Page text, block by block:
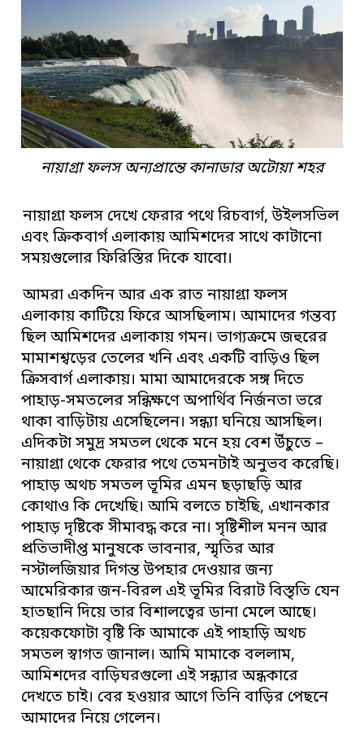
নায়াগ্রা ফলস অন্যপ্রান্তে কানাডার অটোয়া শহর
নায়াগ্রা ফলস দেখে ফেরার পথে রিচবার্গ, উইলসভিল
এবং ক্রিকবার্গ এলাকায় আমিশদের সাথে কাটানো
সময়গুলোর ফিরিস্তির দিকে যাবো।
আমরা একদিন আর এক রাত নায়াগ্রা ফলস
এলাকায় কাটিয়ে ফিরে আসছিলাম। আমাদের গন্তব্য
ছিল আমিশদের এলাকায় গমন। ভাগ্যক্রমে জহুরের
মামাশশ্বড়ের তেলের খনি এবং একটি বাড়িও ছিল
ক্রিসবার্গ এলাকায়। মামা আমাদেরকে সঙ্গ দিতে
পাহাড়-সমতলের সন্ধিক্ষণে অপার্থিব নির্জনতা ভরে
থাকা বাড়িটায় এসেছিলেন। সন্ধ্যা ঘনিয়ে আসছিল।
এদিকটা সমুদ্র সমতল থেকে মনে হয় বেশ উঁচুতে –
নায়াগ্রা থেকে ফেরার পথে তেমনটাই অনুভব করেছি।
পাহাড় অথচ সমতল ভূমির এমন ছড়াছড়ি আর
কোথাও কি দেখেছি। আমি বলতে চাইছি, এখানকার
পাহাড় দৃষ্টিকে সীমাবদ্ধ করে না। সৃষ্টিশীল মনন আর
প্রতিভাদীপ্ত মানুষকে ভাবনার, স্মৃতির আর
নস্টালজিয়ার দিগন্ত উপহার দেওয়ার জন্য
আমেরিকার জন-বিরল এই ভূমির বিরাট বিস্তৃতি যেন
হাতছানি দিয়ে তার বিশালত্বের ডানা মেলে আছে।
কয়েকফোটা বৃষ্টি কি আমাকে এই পাহাড়ি অথচ
সমতল স্বাগত জানাল। আমি মামাকে বললাম,
আমিশদের বাড়িঘরগুলো এই সন্ধ্যার অন্ধকারে
দেখতে চাই। বের হওয়ার আগে তিনি বাড়ির পেছনে
আমাদের নিয়ে গেলেন।